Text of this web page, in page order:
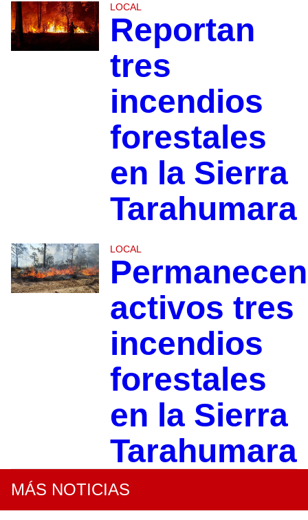
LOCAL
Reportan
tres
incendios
forestales
en la Sierra
Tarahumara
LOCAL
Permanecen
activos tres
incendios
forestales
en la Sierra
Tarahumara
MÁS NOTICIAS